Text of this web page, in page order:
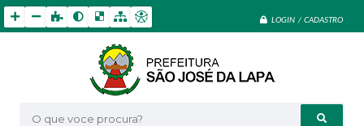
LOGIN / CADASTRO
O que voce procura?